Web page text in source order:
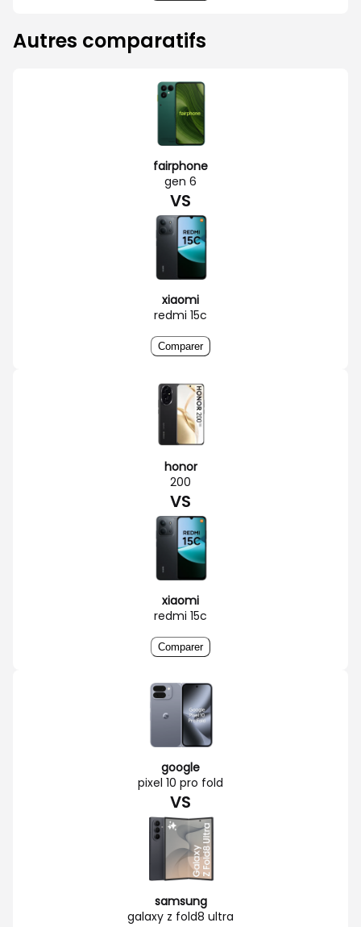
Autres comparatifs
fairphone
gen 6
VS
xiaomi
redmi 15c
Comparer
honor
200
VS
xiaomi
redmi 15c
Comparer
google
pixel 10 pro fold
VS
samsung
galaxy z fold8 ultra